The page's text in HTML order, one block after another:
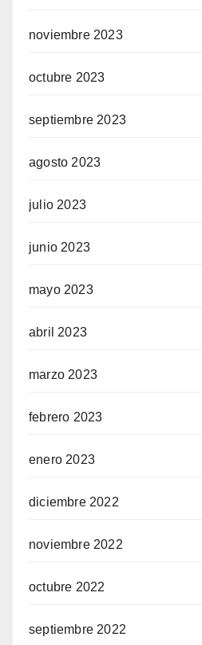
noviembre 2023
octubre 2023
septiembre 2023
agosto 2023
julio 2023
junio 2023
mayo 2023
abril 2023
marzo 2023
febrero 2023
enero 2023
diciembre 2022
noviembre 2022
octubre 2022
septiembre 2022